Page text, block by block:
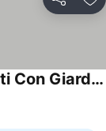
Partilhar
Villaggio La Serra - Appartamenti Con Giardino